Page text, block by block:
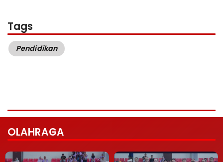
Tags
Pendidikan
OLAHRAGA